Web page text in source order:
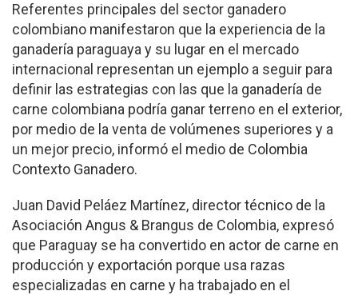
Referentes principales del sector ganadero
colombiano manifestaron que la experiencia de la
ganadería paraguaya y su lugar en el mercado
internacional representan un ejemplo a seguir para
definir las estrategias con las que la ganadería de
carne colombiana podría ganar terreno en el exterior,
por medio de la venta de volúmenes superiores y a
un mejor precio, informó el medio de Colombia
Contexto Ganadero.
Juan David Peláez Martínez, director técnico de la
Asociación Angus & Brangus de Colombia, expresó
que Paraguay se ha convertido en actor de carne en
producción y exportación porque usa razas
especializadas en carne y ha trabajado en el